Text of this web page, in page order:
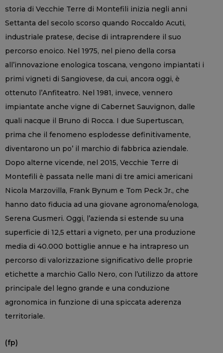
storia di Vecchie Terre di Montefili inizia negli anni
Settanta del secolo scorso quando Roccaldo Acuti,
industriale pratese, decise di intraprendere il suo
percorso enoico. Nel 1975, nel pieno della corsa
all’innovazione enologica toscana, vengono impiantati i
primi vigneti di Sangiovese, da cui, ancora oggi, è
ottenuto l’Anfiteatro. Nel 1981, invece, vennero
impiantate anche vigne di Cabernet Sauvignon, dalle
quali nacque il Bruno di Rocca. I due Supertuscan,
prima che il fenomeno esplodesse definitivamente,
diventarono un po’ il marchio di fabbrica aziendale.
Dopo alterne vicende, nel 2015, Vecchie Terre di
Montefili è passata nelle mani di tre amici americani
Nicola Marzovilla, Frank Bynum e Tom Peck Jr., che
hanno dato fiducia ad una giovane agronoma/enologa,
Serena Gusmeri. Oggi, l’azienda si estende su una
superficie di 12,5 ettari a vigneto, per una produzione
media di 40.000 bottiglie annue e ha intrapreso un
percorso di valorizzazione significativo delle proprie
etichette a marchio Gallo Nero, con l’utilizzo da attore
principale del legno grande e una conduzione
agronomica in funzione di una spiccata aderenza
territoriale.
(fp)